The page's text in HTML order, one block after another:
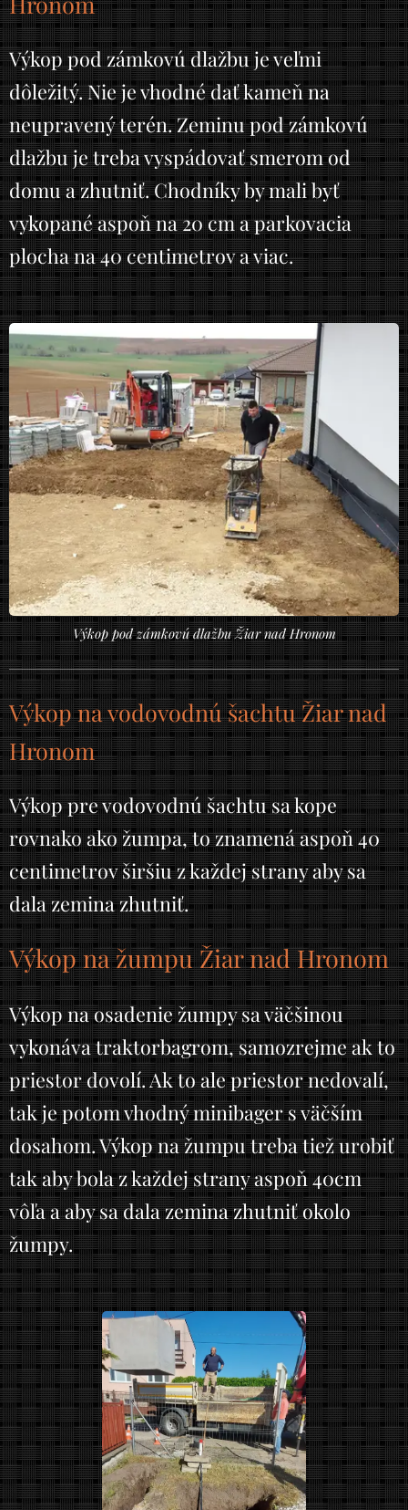
Výkop pod zámkovú dlažbu je veľmi
dôležitý. Nie je vhodné dať kameň na
neupravený terén. Zeminu pod zámkovú
dlažbu je treba vyspádovať smerom od
domu a zhutniť. Chodníky by mali byť
vykopané aspoň na 20 cm a parkovacia
plocha na 40 centimetrov a viac.
Výkop pod zámkovú dlažbu Žiar nad Hronom
Výkop na vodovodnú šachtu Žiar nad
Hronom
Výkop pre vodovodnú šachtu sa kope
rovnako ako žumpa, to znamená aspoň 40
centimetrov širšiu z každej strany aby sa
dala zemina zhutniť.
Výkop na žumpu Žiar nad Hronom
Výkop na osadenie žumpy sa väčšinou
vykonáva traktorbagrom, samozrejme ak to
priestor dovolí. Ak to ale priestor nedovalí,
tak je potom vhodný minibager s väčším
dosahom. Výkop na žumpu treba tiež urobiť
tak aby bola z každej strany aspoň 40cm
vôľa a aby sa dala zemina zhutniť okolo
žumpy.